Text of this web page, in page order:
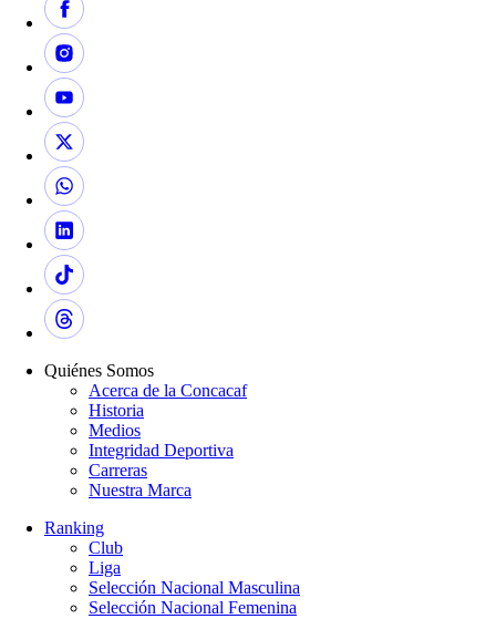
Quiénes Somos
Acerca de la Concacaf
Historia
Medios
Integridad Deportiva
Carreras
Nuestra Marca
Ranking
Club
Liga
Selección Nacional Masculina
Selección Nacional Femenina